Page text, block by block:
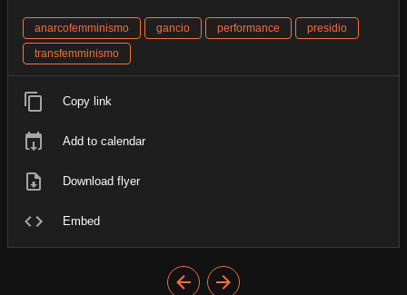
anarcofemminismo gancio performance
presidio
transfemminismo
Copy link
Add to calendar
Download flyer
Embed